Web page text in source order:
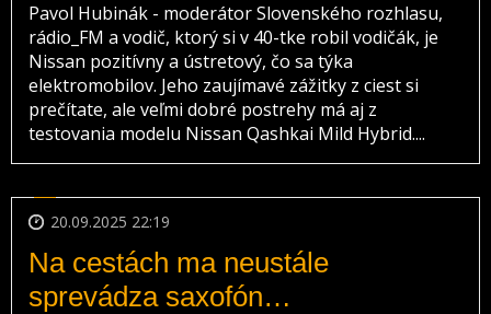
Pavol Hubinák - moderátor Slovenského rozhlasu,
rádio_FM a vodič, ktorý si v 40-tke robil vodičák, je
Nissan pozitívny a ústretový, čo sa týka
elektromobilov. Jeho zaujímavé zážitky z ciest si
prečítate, ale veľmi dobré postrehy má aj z
testovania modelu Nissan Qashkai Mild Hybrid....
20.09.2025 22:19
Na cestách ma neustále
sprevádza saxofón…